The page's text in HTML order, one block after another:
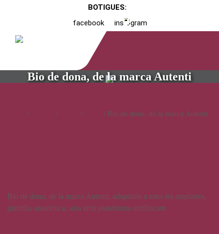
BOTIGUES:
facebook
instagram
Bio de dona, de la marca Autenti
/ / / / Bio de dona, de la marca Autenti
Bio de dona, de la marca Autenti, adaptable a totes les amplades,
plantilla anatòmica, sola amb plataforma antilliscant